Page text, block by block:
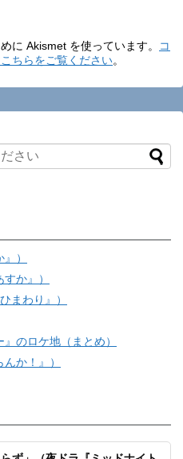
に Akismet を使っています。
コ
ちらをご覧ください。
）
か』）
まわり』）
のロケ地（まとめ）
か！』）